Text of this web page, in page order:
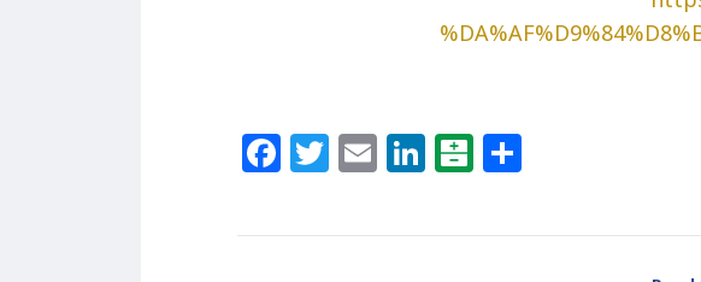
Facebook
Twitter
EmailLinkedIn
Balatarin